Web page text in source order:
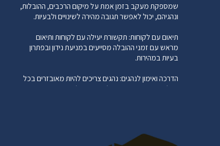
שמספקת מעקב בזמן אמת על מיקום הרכבים, ההובלות,
ונהגיהם, יכול לאפשר תגובה מהירה לשינויים ולבעיות.
תיאום עם לקוחות: תקשורת יעילה עם לקוחות ותיאום
מראש עם זמני ההובלה מסייעים במניעת נידון ובפתרון
בעיות במהירות.
הדרכה ואימון לנהגים: נהגים צריכים להיות מאובזרים בכל
הכלים והמידע הנדרשים לביצוע הובלות בצורה מקצועית
ומשאבים.